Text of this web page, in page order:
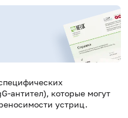
G-антител), которые могут
устриц.